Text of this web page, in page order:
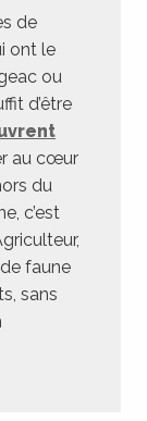
de
ont le
ou
d’être
au cœur
du
c’est
faune
sans